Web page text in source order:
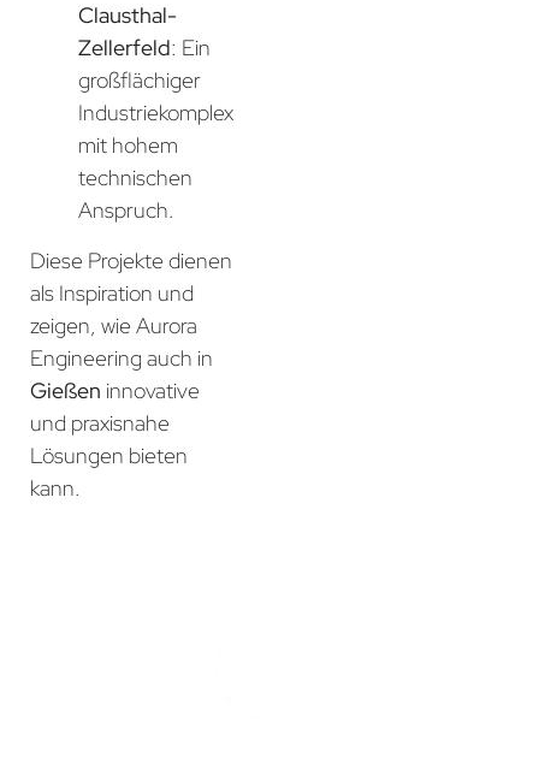
Clausthal-
Zellerfeld: Ein
großflächiger
Industriekomplex
mit hohem
technischen
Anspruch.
Diese Projekte dienen
als Inspiration und
zeigen, wie Aurora
Engineering auch in
Gießen innovative
und praxisnahe
Lösungen bieten
kann.